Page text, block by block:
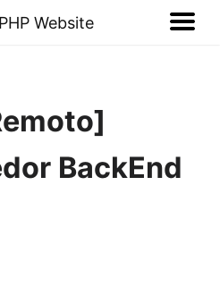
Website
BackEnd